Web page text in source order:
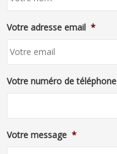
Votre adresse email *
Votre numéro de téléphone
Votre message *